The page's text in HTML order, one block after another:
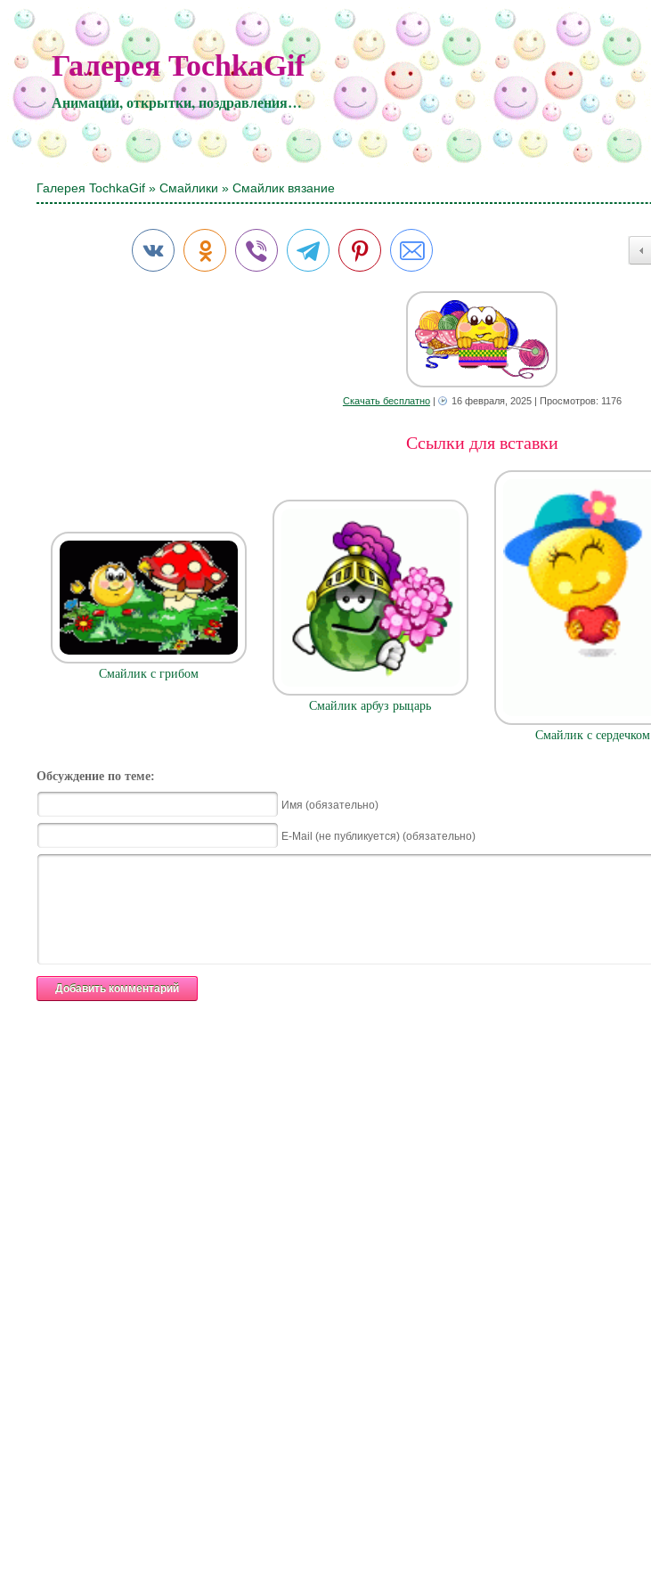
Галерея TochkaGif
Анимации, открытки, поздравления…
Галерея TochkaGif »Смайлики » Смайлик вязание
Скачать бесплатно| 16 февраля, 2025| Просмотров: 1176
Ссылки для вставки
Смайлик с грибом
Смайлик арбуз рыцарь
Смайлик с сердечком
Обсуждение по теме:
Имя (обязательно)
E-Mail (не публикуется) (обязательно)